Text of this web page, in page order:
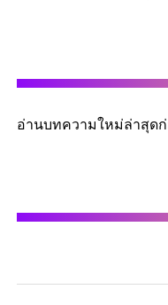
อ่านบทความใหม่ล่าสุดก่